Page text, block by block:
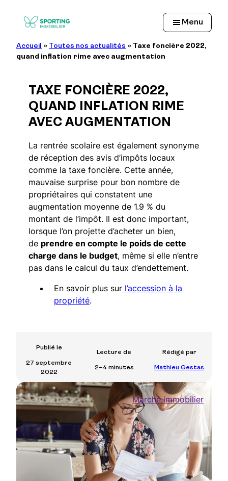
Menu
Accueil » Toutes nos actualités » Taxe foncière 2022,
quand inflation rime avec augmentation
Marché immobilier
TAXE FONCIÈRE 2022,
QUAND INFLATION RIME
AVEC AUGMENTATION
La rentrée scolaire est également synonyme
de réception des avis d’impôts locaux
comme la taxe foncière. Cette année,
mauvaise surprise pour bon nombre de
propriétaires qui constatent une
augmentation moyenne de 1.9 % du
montant de l’impôt. Il est donc important,
lorsque l’on projette d’acheter un bien,
de prendre en compte le poids de cette
charge dans le budget, même si elle n’entre
pas dans le calcul du taux d’endettement.
En savoir plus sur l’accession à la
propriété.
Publié le
27 septembre
2022
Lecture de
2–4 minutes
Rédigé par
Mathieu Gestas